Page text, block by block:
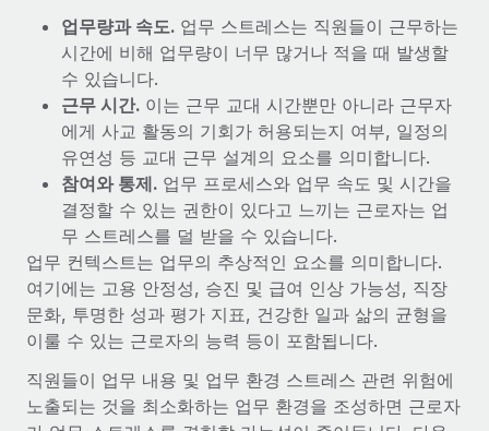
Shootsta가 Remote를 통해 네 개의 시장에서 글로벌
채용을 확장한 방법
비디오 콘텐츠를 활용한 마케팅이 계속해서 인기를 끌면서, 기업들
에게는 흥미롭고 전문적인 비디오 제작이 어느 때보다 중요해졌습
니다. 그러나 대부분의 회사들은 그렇게 높은 품질의...
자세히 알아보기
업무량과 속도. 업무 스트레스는 직원들이 근무하는
시간에 비해 업무량이 너무 많거나 적을 때 발생할
수 있습니다.
근무 시간. 이는 근무 교대 시간뿐만 아니라 근무자
에게 사교 활동의 기회가 허용되는지 여부, 일정의
유연성 등 교대 근무 설계의 요소를 의미합니다.
참여와 통제. 업무 프로세스와 업무 속도 및 시간을
결정할 수 있는 권한이 있다고 느끼는 근로자는 업
무 스트레스를 덜 받을 수 있습니다.
업무 컨텍스트는 업무의 추상적인 요소를 의미합니다.
여기에는 고용 안정성, 승진 및 급여 인상 가능성, 직장
문화, 투명한 성과 평가 지표, 건강한 일과 삶의 균형을
이룰 수 있는 근로자의 능력 등이 포함됩니다.
직원들이 업무 내용 및 업무 환경 스트레스 관련 위험에
노출되는 것을 최소화하는 업무 환경을 조성하면 근로자